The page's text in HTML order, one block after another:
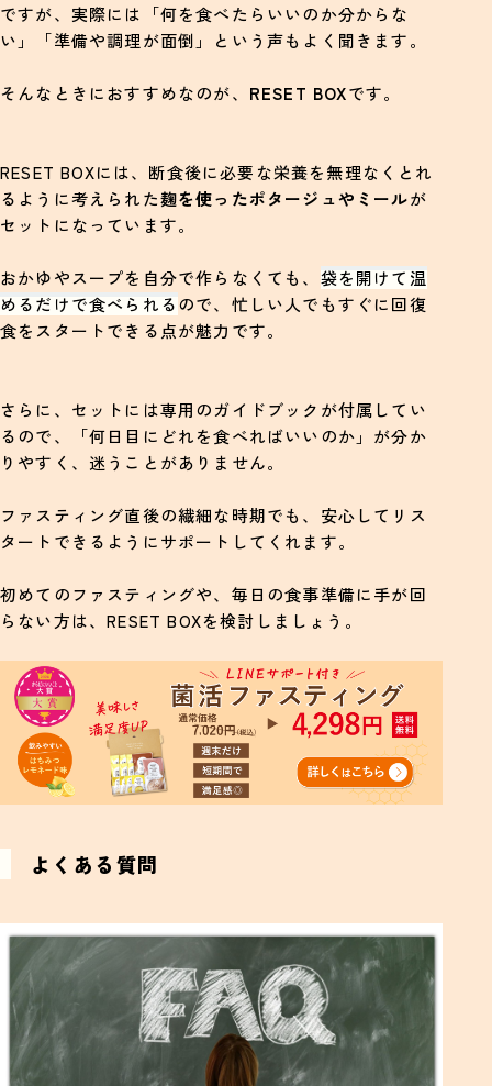
ですが、実際には「何を食べたらいいのか分からな
い」「準備や調理が面倒」という声もよく聞きます。
そんなときにおすすめなのが、 RESET BOXです。
RESET BOXには、断食後に必要な栄養を無理なくとれ
るように考えられた麹を使ったポタージュやミールが
セットになっています。
おかゆやスープを自分で作らなくても、 袋を開けて温
めるだけで食べられるので、忙しい人でもすぐに回復
食をスタートできる点が魅力です。
さらに、セットには専用のガイドブックが付属してい
るので、「何日目にどれを食べればいいのか」が分か
りやすく、迷うことがありません。
ファスティング直後の繊細な時期でも、安心してリス
タートできるようにサポートしてくれます。
初めてのファスティングや、毎日の食事準備に手が回
らない方は、RESET BOXを検討しましょう。
よくある質問